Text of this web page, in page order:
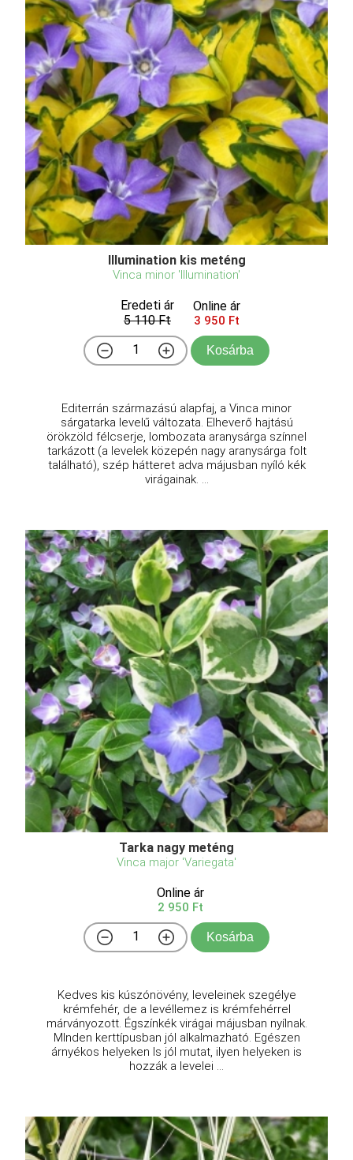
Illumination kis meténg
Vinca minor 'Illumination'
Eredeti ár
5 110 Ft
Online ár
3 950 Ft
Kosárba
Editerrán származású alapfaj, a Vinca minor
sárgatarka levelű változata. Elheverő hajtású
örökzöld félcserje, lombozata aranysárga színnel
tarkázott (a levelek közepén nagy aranysárga folt
található), szép hátteret adva májusban nyíló kék
virágainak. ...
Tarka nagy meténg
Vinca major 'Variegata'
Online ár
2 950 Ft
Kosárba
Kedves kis kúszónövény, leveleinek szegélye
krémfehér, de a levéllemez is krémfehérrel
márványozott. Égszínkék virágai májusban nyílnak.
MInden kerttípusban jól alkalmazható. Egészen
árnyékos helyeken ls jól mutat, ilyen helyeken is
hozzák a levelei ...